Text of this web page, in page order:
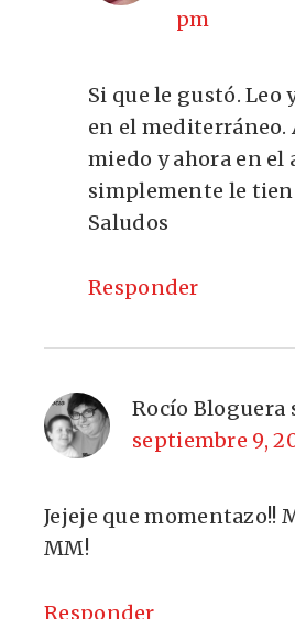
pm
Si que le gustó. Leo
en el mediterráneo.
miedo y ahora en el
simplemente le
Saludos
Responder
Rocío Bloguera
septiembre 9,
Jejeje que momentazo!!
MM!
Responder